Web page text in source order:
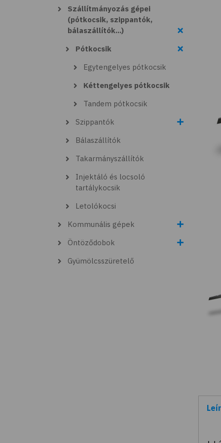
Szállítmányozás gépei
(pótkocsik, szippantók,
bálaszállítók...)
Pótkocsik
Egytengelyes pótkocsik
Kéttengelyes pótkocsik
Tandem pótkocsik
Szippantók
Bálaszállítók
Takarmányszállítók
Injektáló és locsoló
tartálykocsik
Letolókocsi
Kommunális gépek
Öntöződobok
Gyümölcsszüretelő